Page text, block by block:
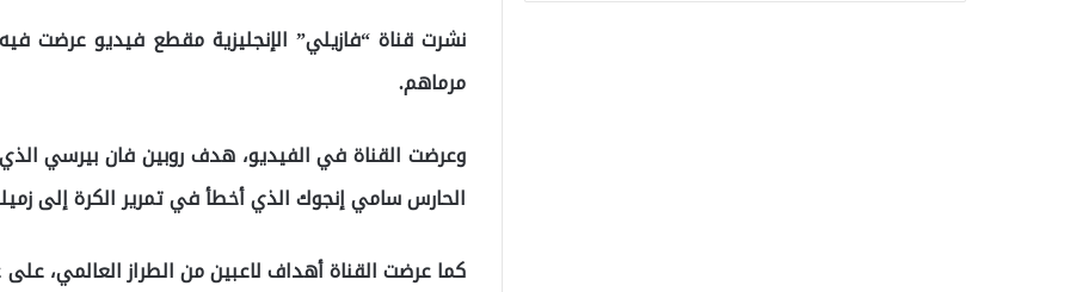
نشرت قناة “فازيلي” الإنجليزية مقطع فيديو عرضت
مرماهم.
وعرضت القناة في الفيديو، هدف روبين فان بيرسي
الحارس سامي إنجوك الذي أخطأ في تمرير الكرة إلى
كما عرضت القناة أهداف لاعبين من الطراز العالمي،